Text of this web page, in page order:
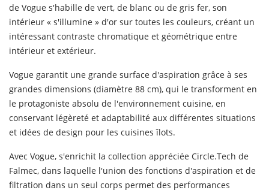
de Vogue s'habille de vert, de blanc ou de gris fer, son
intérieur « s'illumine » d'or sur toutes les couleurs, créant un
intéressant contraste chromatique et géométrique entre
intérieur et extérieur.
Vogue garantit une grande surface d'aspiration grâce à ses
grandes dimensions (diamètre 88 cm), qui le transforment en
le protagoniste absolu de l'environnement cuisine, en
conservant légèreté et adaptabilité aux différentes situations
et idées de design pour les cuisines îlots.
Avec Vogue, s'enrichit la collection appréciée Circle.Tech de
Falmec, dans laquelle l'union des fonctions d'aspiration et de
filtration dans un seul corps permet des performances